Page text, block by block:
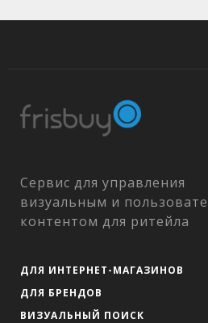
Сервис для управления
визуальным и
контентом для ритейла
ДЛЯ ИНТЕРНЕТ-МАГАЗИНОВ
ДЛЯ БРЕНДОВ
ВИЗУАЛЬНЫЙ ПОИСК